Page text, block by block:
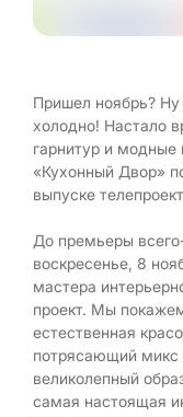
Пришел ноябрь?
холодно! Настало
гарнитур и модные
«Кухонный Двор»
выпуске
До премьеры
воскресенье, 8
мастера
проект. Мы
естественная
потрясающий
великолепный
самая настоящая